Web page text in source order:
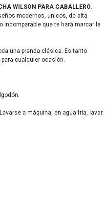
WILSON PARA CABALLERO.
modernos, únicos, de alta
incomparable que te hará marcar la
una prenda clásica. Es tanto
cualquier ocasión.
a máquina, en agua fría, lavar